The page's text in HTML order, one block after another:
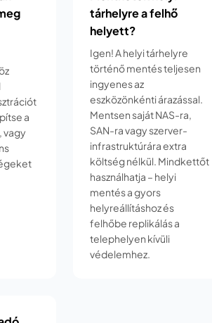
a
vagy
tárhelyre a felhő
helyett?
Igen! A helyi tárhelyre
történő mentés teljesen
ingyenes az
eszközönkénti árazással.
Mentsen saját NAS-ra,
SAN-ra vagy szerver-
infrastruktúrára extra
költség nélkül. Mindkettőt
használhatja – helyi
mentés a gyors
helyreállításhoz és
felhőbe replikálás a
telephelyen kívüli
védelemhez.